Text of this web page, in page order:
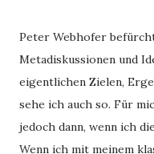
Peter Webhofer
Metadiskussionen und
eigentlichen Zielen,
sehe ich auch so. Für
jedoch dann, wenn ich
Wenn ich mit meinem